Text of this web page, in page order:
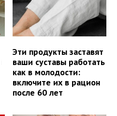
Эти продукты заставят
ваши суставы работать
как в молодости:
включите их в рацион
после 60 лет